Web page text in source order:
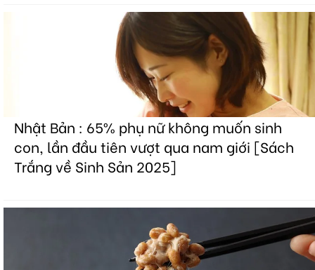
Nhật Bản : 65% phụ nữ không muốn sinh
con, lần đầu tiên vượt qua nam giới [Sách
Trắng về Sinh Sản 2025]